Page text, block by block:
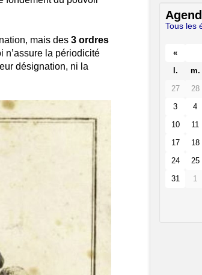
mais des 3 ordres
n’assure la périodicité
désignation, ni la
Tous les
«
l.
m.
27
28
3
4
10
11
17
18
24
25
31
1